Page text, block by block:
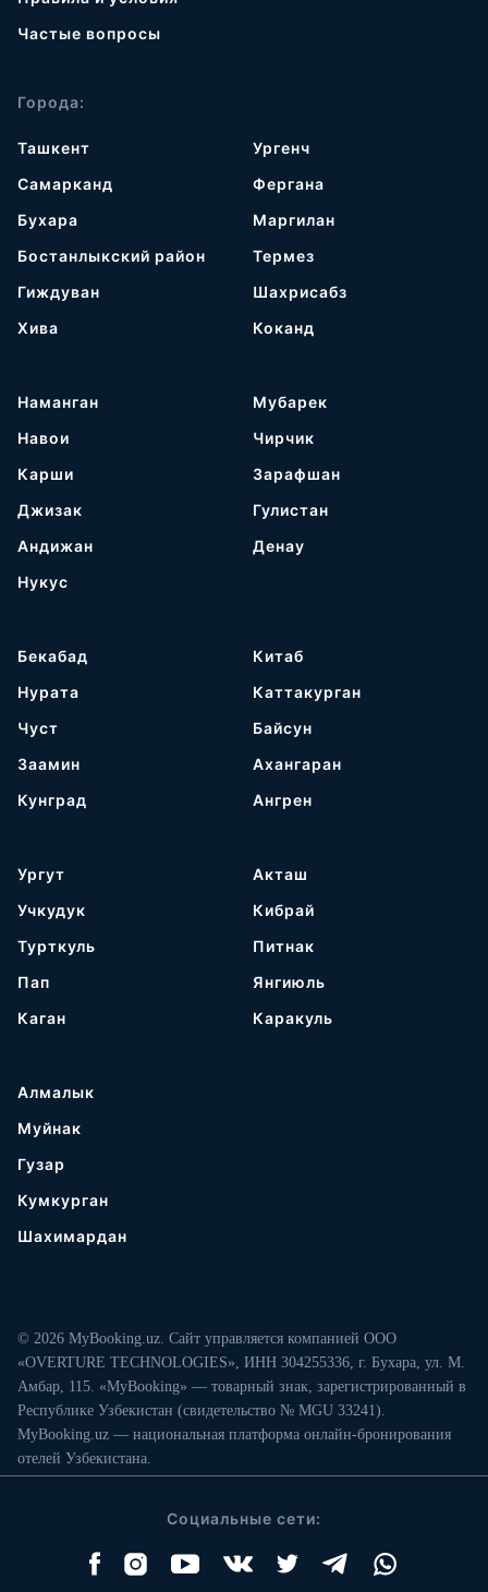
Частые вопросы
Города:
Ташкент
Самарканд
Бухара
Бостанлыкский район
Гиждуван
Хива
Ургенч
Фергана
Маргилан
Термез
Шахрисабз
Коканд
Наманган
Навои
Карши
Джизак
Андижан
Нукус
Мубарек
Чирчик
Зарафшан
Гулистан
Денау
Бекабад
Нурата
Чуст
Заамин
Кунград
Китаб
Каттакурган
Байсун
Ахангаран
Ангрен
Ургут
Учкудук
Турткуль
Пап
Каган
Акташ
Кибрай
Питнак
Янгиюль
Каракуль
Алмалык
Муйнак
Гузар
Кумкурган
Шахимардан
© 2026 MyBooking.uz. Сайт управляется компанией ООО
«OVERTURE TECHNOLOGIES», ИНН 304255336, г. Бухара, ул. М.
Амбар, 115. «MyBooking» — товарный знак, зарегистрированный в
Республике Узбекистан (свидетельство № MGU 33241).
MyBooking.uz — национальная платформа онлайн-бронирования
отелей Узбекистана.
Социальные сети: